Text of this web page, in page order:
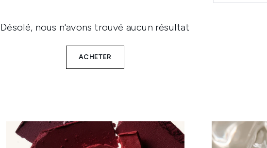
Désolé, nous n'avons trouvé aucun résultat
ACHETER